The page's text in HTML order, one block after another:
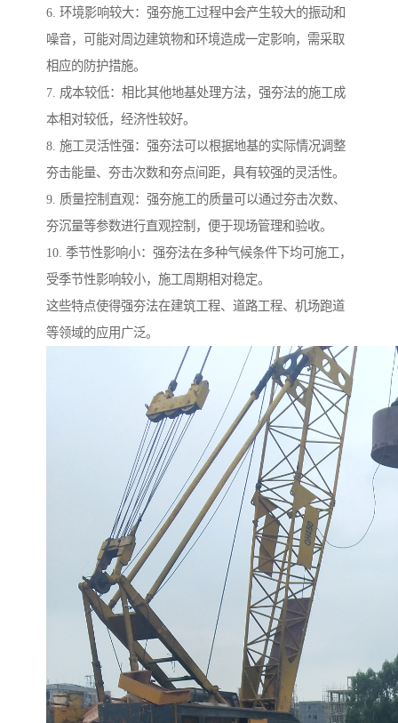
6. 环境影响较大：强夯施工过程中会产生较大的振动和
噪音，可能对周边建筑物和环境造成一定影响，需采取
相应的防护措施。
7. 成本较低：相比其他地基处理方法，强夯法的施工成
本相对较低，经济性较好。
8. 施工灵活性强：强夯法可以根据地基的实际情况调整
夯击能量、夯击次数和夯点间距，具有较强的灵活性。
9. 质量控制直观：强夯施工的质量可以通过夯击次数、
夯沉量等参数进行直观控制，便于现场管理和验收。
10. 季节性影响小：强夯法在多种气候条件下均可施工，
受季节性影响较小，施工周期相对稳定。
这些特点使得强夯法在建筑工程、道路工程、机场跑道
等领域的应用广泛。